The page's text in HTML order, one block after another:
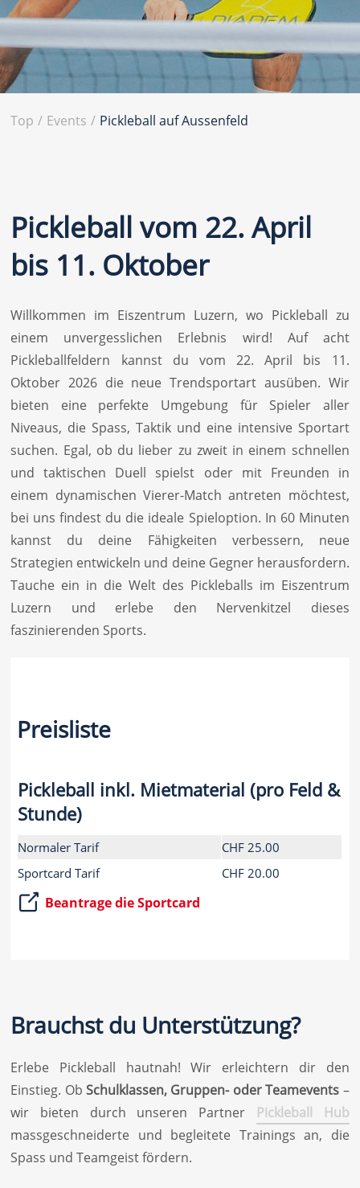
Top / Events / Pickleball auf Aussenfeld
Pickleball vom 22. April
bis 11. Oktober
Willkommen im Eiszentrum Luzern, wo Pickleball zu
einem unvergesslichen Erlebnis wird! Auf acht
Pickleballfeldern kannst du vom 22. April bis 11.
Oktober 2026 die neue Trendsportart ausüben. Wir
bieten eine perfekte Umgebung für Spieler aller
Niveaus, die Spass, Taktik und eine intensive Sportart
suchen. Egal, ob du lieber zu zweit in einem schnellen
und taktischen Duell spielst oder mit Freunden in
einem dynamischen Vierer-Match antreten möchtest,
bei uns findest du die ideale Spieloption. In 60 Minuten
kannst du deine Fähigkeiten verbessern, neue
Strategien entwickeln und deine Gegner herausfordern.
Tauche ein in die Welt des Pickleballs im Eiszentrum
Luzern und erlebe den Nervenkitzel dieses
faszinierenden Sports.
Preisliste
Pickleball inkl. Mietmaterial (pro Feld &
Stunde)
Normaler Tarif
CHF 25.00
Sportcard Tarif
CHF 20.00
Beantrage die Sportcard
Brauchst du Unterstützung?
Erlebe Pickleball hautnah! Wir erleichtern dir den
Einstieg. ObSchulklassen, Gruppen- oder Teamevents –
wir bieten durch unseren Partner Pickleball Hub
massgeschneiderte und begleitete Trainings an, die
Spass und Teamgeist fördern.